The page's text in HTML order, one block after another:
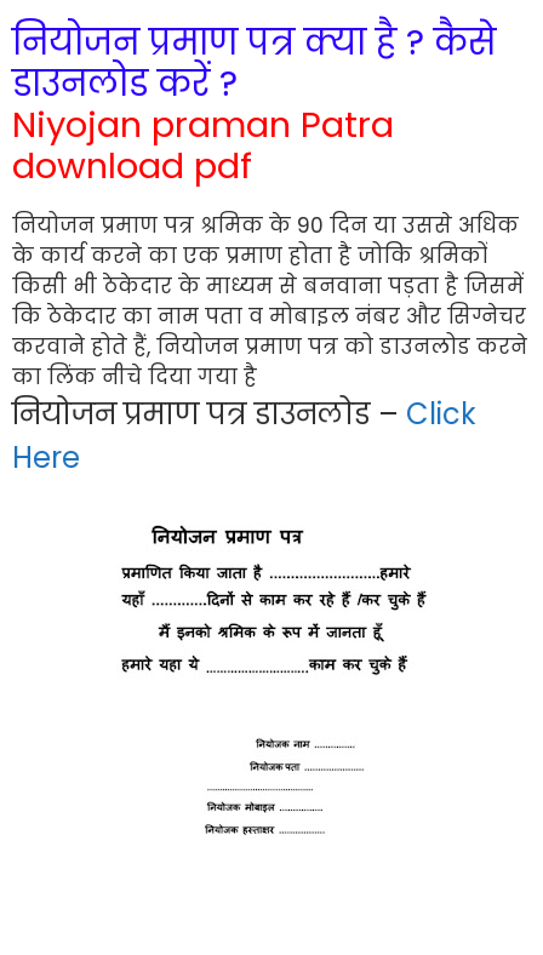
नियोजन प्रमाण पत्र क्या है ? कैसे
डाउनलोड करें ?
Niyojan praman Patra
download pdf
नियोजन प्रमाण पत्र श्रमिक के 90 दिन या उससे अधिक
के कार्य करने का एक प्रमाण होता है जोकि श्रमिकों
किसी भी ठेकेदार के माध्यम से बनवाना पड़ता है जिसमें
कि ठेकेदार का नाम पता व मोबाइल नंबर और सिग्नेचर
करवाने होते हैं, नियोजन प्रमाण पत्र को डाउनलोड करने
का लिंक नीचे दिया गया है
नियोजन प्रमाण पत्र डाउनलोड – Click
Here